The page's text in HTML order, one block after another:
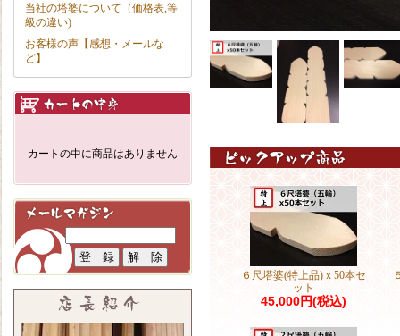
当社の塔婆について（価格表,等
級の違い)
お客様の声【感想・メールな
ど】
カートの中に商品はありません
６尺塔婆(特上品)ｘ50本セ
ット
45,000円(税込)